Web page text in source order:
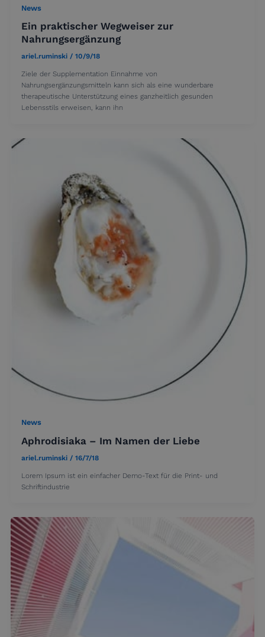
News
Ein praktischer Wegweiser zur
Nahrungsergänzung
ariel.ruminski/10/9/18
Ziele der Supplementation Einnahme von
Nahrungsergänzungsmitteln kann sich als eine wunderbare
therapeutische Unterstützung eines ganzheitlich gesunden
Lebensstils erweisen, kann ihn
News
Aphrodisiaka – Im Namen der Liebe
ariel.ruminski /16/7/18
Lorem Ipsum ist ein einfacher Demo-Text für die Print- und
Schriftindustrie